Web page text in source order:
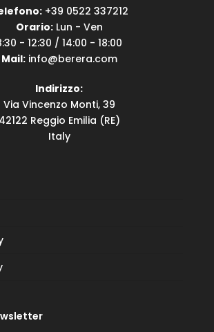
+39 0522 337212
Orario:Lun - Ven
- 12:30 / 14:00 - 18:00
Mail:info@berera.com
Indirizzo:
Via Vincenzo Monti, 39
42122 Reggio Emilia (RE)
Italy